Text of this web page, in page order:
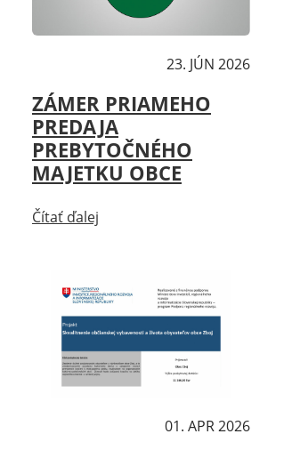
23. JÚN 2026
ZÁMER PRIAMEHO
PREDAJA
PREBYTOČNÉHO
MAJETKU OBCE
Čítať ďalej
01. APR 2026